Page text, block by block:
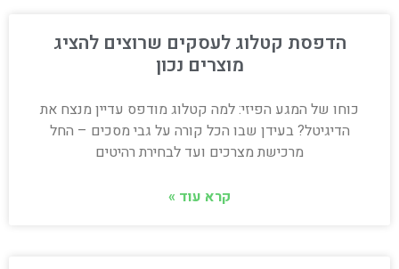
הדפסת קטלוג לעסקים שרוצים להציג
מוצרים נכון
כוחו של המגע הפיזי: למה קטלוג מודפס עדיין מנצח את
הדיגיטל? בעידן שבו הכל קורה על גבי מסכים – החל
מרכישת מצרכים ועד לבחירת רהיטים
קרא עוד »